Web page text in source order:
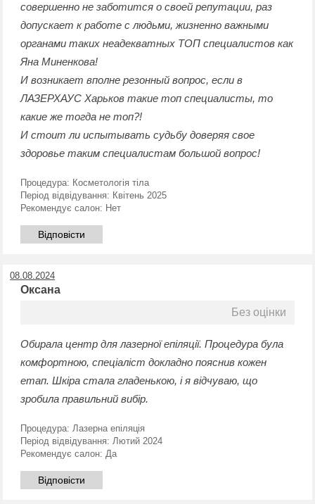
совершенно не заботится о своей репутации, раз
допускает к работе с людьми, жизненно важными
органами таких неадекватных ТОП специалистов как
Яна Миненкова!
И возникает вполне резонный вопрос, если в
ЛАЗЕРХАУС Харьков такие топ специалисты, то
какие же тогда не топ?!
И стоит ли испытывать судьбу доверяя свое
здоровье таким специалистам большой вопрос!
Процедура: Косметологія тіла
Період відвідування: Квітень 2025
Рекомендує салон: Нет
Відповісти
08.08.2024
Оксана
Без оцінки
Обирала центр для лазерної епіляції. Процедура була
комфортною, спеціаліст докладно пояснив кожен
етап. Шкіра стала гладенькою, і я відчуваю, що
зробила правильний вибір.
Процедура: Лазерна епіляція
Період відвідування: Лютий 2024
Рекомендує салон: Да
Відповісти